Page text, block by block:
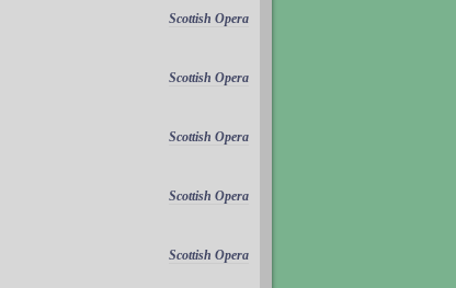
Scottish Opera
Scottish Opera
Scottish Opera
Scottish Opera
Scottish Opera